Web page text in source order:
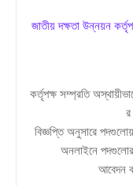
জাতীয় দক্ষতা উন্নয়ন
কর্তৃপক্ষ সম্প্রতি
বিজ্ঞপ্তি অনুসারে
অনলাইনে
আবেদন